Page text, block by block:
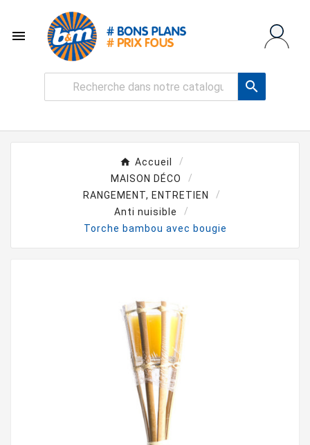


Accueil
MAISON DÉCO
RANGEMENT, ENTRETIEN
Anti nuisible
Torche bambou avec bougie